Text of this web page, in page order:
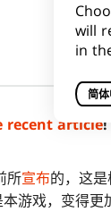
recent article!
所宣布的，这
游戏，变得更
will
in
简体